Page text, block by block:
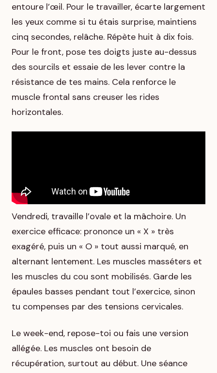
entoure l’œil. Pour le travailler, écarte largement
les yeux comme si tu étais surprise, maintiens
cinq secondes, relâche. Répète huit à dix fois.
Pour le front, pose tes doigts juste au-dessus
des sourcils et essaie de les lever contre la
résistance de tes mains. Cela renforce le
muscle frontal sans creuser les rides
horizontales.
Vendredi, travaille l’ovale et la mâchoire. Un
exercice efficace: prononce un « X » très
exagéré, puis un « O » tout aussi marqué, en
alternant lentement. Les muscles masséters et
les muscles du cou sont mobilisés. Garde les
épaules basses pendant tout l’exercice, sinon
tu compenses par des tensions cervicales.
Le week-end, repose-toi ou fais une version
allégée. Les muscles ont besoin de
récupération, surtout au début. Une séance